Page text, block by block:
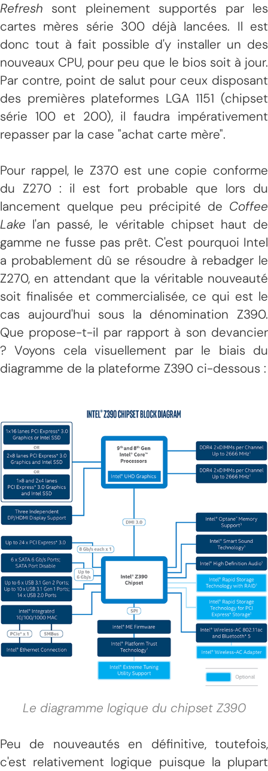
Refresh sont pleinement supportés par les
cartes mères série 300 déjà lancées. Il est
donc tout à fait possible d'y installer un des
nouveaux CPU, pour peu que le bios soit à jour.
Par contre, point de salut pour ceux disposant
des premières plateformes LGA 1151 (chipset
série 100 et 200), il faudra impérativement
repasser par la case "achat carte mère".
Pour rappel, le Z370 est une copie conforme
du Z270 : il est fort probable que lors du
lancement quelque peu précipité de Coffee
Lake l'an passé, le véritable chipset haut de
gamme ne fusse pas prêt. C'est pourquoi Intel
a probablement dû se résoudre à rebadger le
Z270, en attendant que la véritable nouveauté
soit finalisée et commercialisée, ce qui est le
cas aujourd'hui sous la dénomination Z390.
Que propose-t-il par rapport à son devancier
? Voyons cela visuellement par le biais du
diagramme de la plateforme Z390 ci-dessous :
Le diagramme logique du chipset Z390
Peu de nouveautés en définitive, toutefois,
c'est relativement logique puisque la plupart